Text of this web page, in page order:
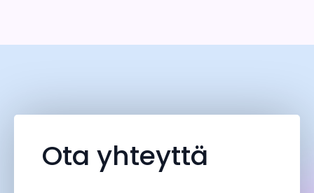
Ota yhteyttä